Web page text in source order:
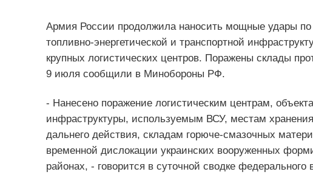
Армия России продолжила наносить мощные удары
топливно-энергетической и транспортной
крупных логистических центров. Поражены склады
9 июля сообщили в Минобороны РФ.
- Нанесено поражение логистическим центрам,
инфраструктуры, используемым ВСУ, местам
дальнего действия, складам горюче-смазочных
временной дислокации украинских вооруженных
районах, - говорится в суточной сводке федерального